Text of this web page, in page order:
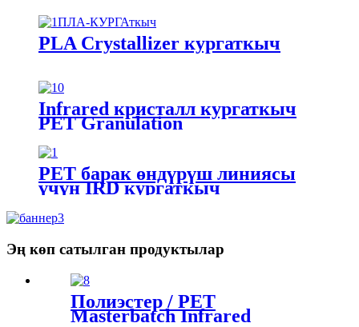
PLA Crystallizer кургаткыч
Infrared кристалл кургаткыч
PET Granulation
PET барак өндүрүш линиясы
үчүн IRD кургаткыч
Эң көп сатылган продуктылар
Полиэстер / PET
Masterbatch Infrared